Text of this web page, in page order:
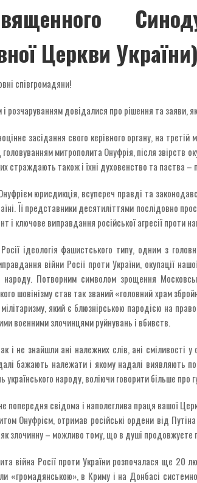
Церкви України)
співгромадяни!
і розчаруванням довідалися про рішення та заяви,
засідання свого керівного органу, на
митрополита Онуфрія, після звірств
страждають також і їхні духовенство та паства
юрисдикція, всупереч правді та
Її представники десятиліттями послідовно
і ключове виправдання російської агресії проти
ідеологія фашистського типу, одним з
війни Росії проти України, окупації
народу. Потворним символом зрощення
шовінізму став так званий «головний храм
який є блюзнірською пародією на
воєнними злочинцями руйнувань і вбивств.
і не знайшли ані належних слів, ані сміливості
бажають належати і якому надалі виявляють
українського народу, воліючи говорити більше
попередня свідома і наполеглива праця вашої
Онуфрієм, отримав російські ордени від
як злочинну – можливо тому, що в душі продовжуєте
війна Росії проти України розпочалася ще 20
«громадянською», в Криму і на Донбасі